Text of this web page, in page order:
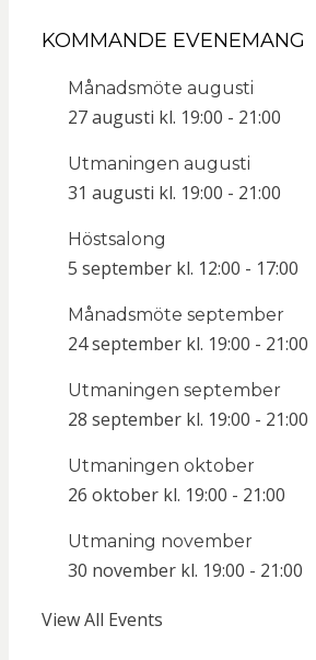
KOMMANDE EVENEMANG
Månadsmöte augusti
27 augusti kl. 19:00 - 21:00
Utmaningen augusti
31 augusti kl. 19:00 - 21:00
Höstsalong
5 september kl. 12:00 - 17:00
Månadsmöte september
24 september kl. 19:00 - 21:00
Utmaningen september
28 september kl. 19:00 - 21:00
Utmaningen oktober
26 oktober kl. 19:00 - 21:00
Utmaning november
30 november kl. 19:00 - 21:00
View All Events